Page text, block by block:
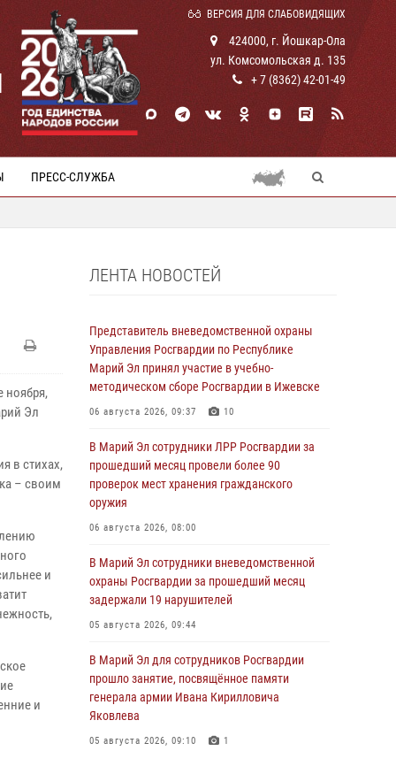
ВЕРСИЯ ДЛЯ СЛАБОВИДЯЩИХ
424000, г. Йошкар-Ола
ул. Комсомольская д. 135
+ 7 (8362) 42-01-49
ПРЕСС-СЛУЖБА
ноября,
Эл
в стихах,
– своим
и
и
ЛЕНТА НОВОСТЕЙ
Представитель вневедомственной охраны
Управления Росгвардии по Республике
Марий Эл принял участие в учебно-
методическом сборе Росгвардии в Ижевске
06 августа 2026, 09:37 10
В Марий Эл сотрудники ЛРР Росгвардии за
прошедший месяц провели более 90
проверок мест хранения гражданского
оружия
06 августа 2026, 08:00
В Марий Эл сотрудники вневедомственной
охраны Росгвардии за прошедший месяц
задержали 19 нарушителей
05 августа 2026, 09:44
В Марий Эл для сотрудников Росгвардии
прошло занятие, посвящённое памяти
генерала армии Ивана Кирилловича
Яковлева
05 августа 2026, 09:10 1